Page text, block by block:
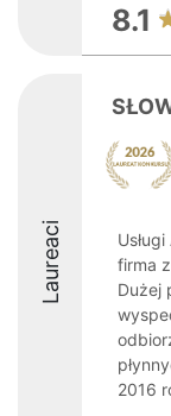
8.1
Laureaci
firma
Dużej
2016